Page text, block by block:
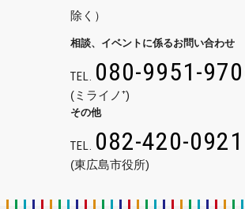
除く）
相談、イベントに係るお問い合わせ
TEL. 080-9951-
(ミライノ⁺)
その他
TEL. 082-420-0921
(東広島市役所)